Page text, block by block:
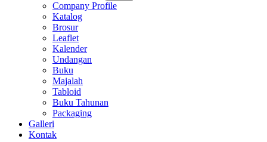
Company Profile
Katalog
Brosur
Leaflet
Kalender
Undangan
Buku
Majalah
Tabloid
Buku Tahunan
Packaging
Galleri
Kontak